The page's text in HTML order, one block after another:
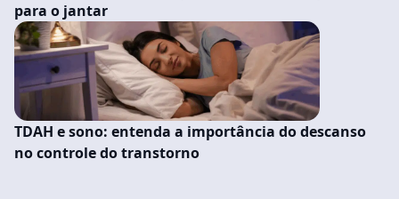
para o jantar
TDAH e sono: entenda a importância do descanso
no controle do transtorno